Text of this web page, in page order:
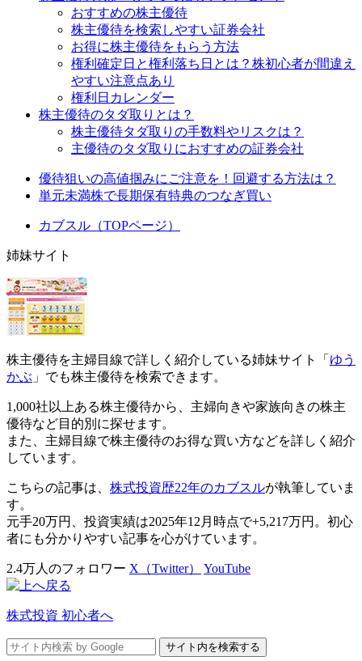
おすすめの株主優待
株主優待を検索しやすい証券会社
お得に株主優待をもらう方法
権利確定日と権利落ち日とは？株初心者が間違え
やすい注意点あり
権利日カレンダー
株主優待のタダ取りとは？
株主優待タダ取りの手数料やリスクは？
主優待のタダ取りにおすすめの証券会社
優待狙いの高値掴みにご注意を！回避する方法は？
単元未満株で長期保有特典のつなぎ買い
カブスル（TOPページ）
姉妹サイト
株主優待を主婦目線で詳しく紹介している姉妹サイト「 ゆう
かぶ 」でも株主優待を検索できます。
1,000社以上ある株主優待から、主婦向きや家族向きの株主
優待など目的別に探せます。
また、主婦目線で株主優待のお得な買い方などを詳しく紹介
しています。
こちらの記事は、 株式投資歴22年のカブスルが執筆していま
す。
元手20万円、投資実績は2025年12月時点で+5,217万円。初心
者にも分かりやすい記事を心がけています。
2.4万人のフォロワー X（Twitter） YouTube
株式投資 初心者へ